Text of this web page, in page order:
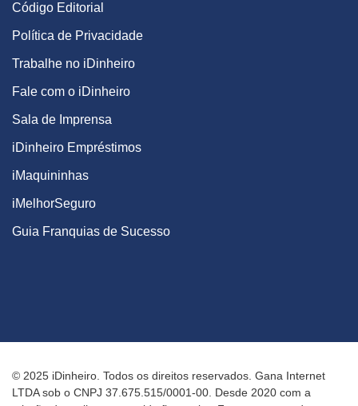
Código Editorial
Política de Privacidade
Trabalhe no iDinheiro
Fale com o iDinheiro
Sala de Imprensa
iDinheiro Empréstimos
iMaquininhas
iMelhorSeguro
Guia Franquias de Sucesso
© 2025 iDinheiro. Todos os direitos reservados. Gana Internet
LTDA sob o CNPJ 37.675.515/0001-00. Desde 2020 com a